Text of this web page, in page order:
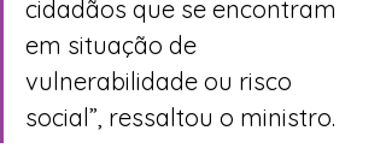
cidadãos que se encontram
em situação de
vulnerabilidade ou risco
social”, ressaltou o ministro.